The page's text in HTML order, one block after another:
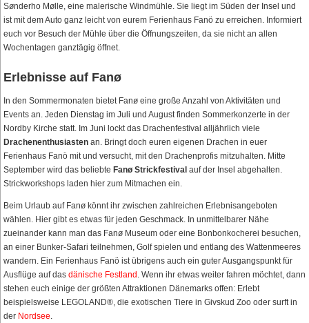
Sønderho Mølle, eine malerische Windmühle. Sie liegt im Süden der Insel und
ist mit dem Auto ganz leicht von eurem Ferienhaus Fanö zu erreichen. Informiert
euch vor Besuch der Mühle über die Öffnungszeiten, da sie nicht an allen
Wochentagen ganztägig öffnet.
Erlebnisse auf Fanø
In den Sommermonaten bietet Fanø eine große Anzahl von Aktivitäten und
Events an. Jeden Dienstag im Juli und August finden Sommerkonzerte in der
Nordby Kirche statt. Im Juni lockt das Drachenfestival alljährlich viele
Drachenenthusiasten an. Bringt doch euren eigenen Drachen in euer
Ferienhaus Fanö mit und versucht, mit den Drachenprofis mitzuhalten. Mitte
September wird das beliebte Fanø Strickfestival auf der Insel abgehalten.
Strickworkshops laden hier zum Mitmachen ein.
Beim Urlaub auf Fanø könnt ihr zwischen zahlreichen Erlebnisangeboten
wählen. Hier gibt es etwas für jeden Geschmack. In unmittelbarer Nähe
zueinander kann man das Fanø Museum oder eine Bonbonkocherei besuchen,
an einer Bunker-Safari teilnehmen, Golf spielen und entlang des Wattenmeeres
wandern. Ein Ferienhaus Fanö ist übrigens auch ein guter Ausgangspunkt für
Ausflüge auf das dänische Festland . Wenn ihr etwas weiter fahren möchtet, dann
stehen euch einige der größten Attraktionen Dänemarks offen: Erlebt
beispielsweise LEGOLAND®, die exotischen Tiere in Givskud Zoo oder surft in
der Nordsee